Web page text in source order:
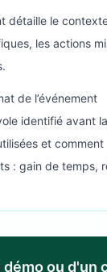
détaille le
les actions
de l’événement
identifié avant
et comment
: gain de temps,
ou d'un